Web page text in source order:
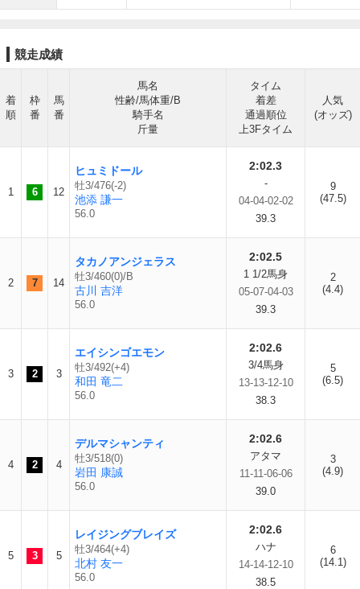
競走成績
着
順
枠
番
馬
番
馬名
性齢/馬体重/B
騎手名
斤量
タイム
着差
通過順位
上3Fタイム
人気
(オッズ)
1 6 12
ヒュミドール
牡3/476(-2)
池添 謙一
56.0
2:02.3
-
04-04-02-02
39.3
9
(47.5)
2 7 14
タカノアンジェラス
牡3/460(0)/B
古川 吉洋
56.0
2:02.5
1 1/2馬身
05-07-04-03
39.3
2
(4.4)
3 2 3
エイシンゴエモン
牡3/492(+4)
和田 竜二
56.0
2:02.6
3/4馬身
13-13-12-10
38.3
5
(6.5)
4 2 4
デルマシャンティ
牡3/518(0)
岩田 康誠
56.0
2:02.6
アタマ
11-11-06-06
39.0
3
(4.9)
5 3 5
レイジングブレイズ
牡3/464(+4)
北村 友一
56.0
2:02.6
ハナ
14-14-12-10
38.5
6
(14.1)